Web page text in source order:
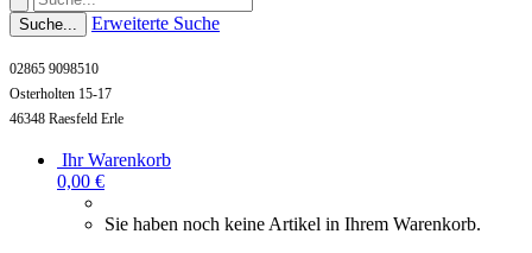
Suche... Erweiterte Suche
02865 9098510
Osterholten 15-17
46348 Raesfeld Erle
Ihr Warenkorb
0,00 €
Sie haben noch keine Artikel in Ihrem Warenkorb.